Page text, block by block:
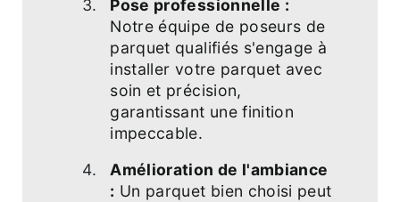
Pose professionnelle :
Notre équipe de poseurs de
parquet qualifiés s'engage à
installer votre parquet avec
soin et précision,
garantissant une finition
impeccable.
Amélioration de l'ambiance
: Un parquet bien choisi peut